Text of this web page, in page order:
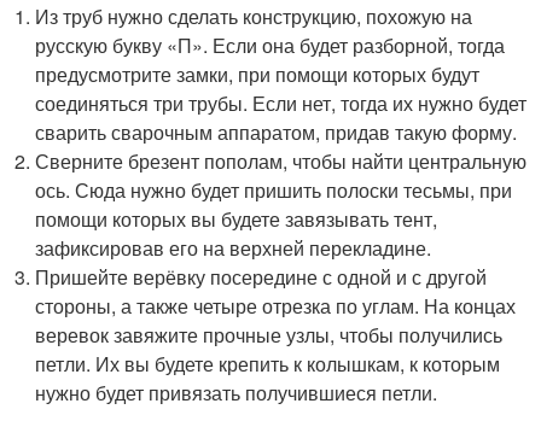
Из труб нужно сделать конструкцию, похожую на
русскую букву «П». Если она будет разборной, тогда
предусмотрите замки, при помощи которых будут
соединяться три трубы. Если нет, тогда их нужно будет
сварить сварочным аппаратом, придав такую форму.
Сверните брезент пополам, чтобы найти центральную
ось. Сюда нужно будет пришить полоски тесьмы, при
помощи которых вы будете завязывать тент,
зафиксировав его на верхней перекладине.
Пришейте верёвку посередине с одной и с другой
стороны, а также четыре отрезка по углам. На концах
веревок завяжите прочные узлы, чтобы получились
петли. Их вы будете крепить к колышкам, к которым
нужно будет привязать получившиеся петли.